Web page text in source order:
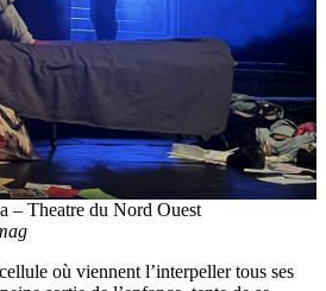
– Theatre du Nord Ouest
où viennent l’interpeller tous ses